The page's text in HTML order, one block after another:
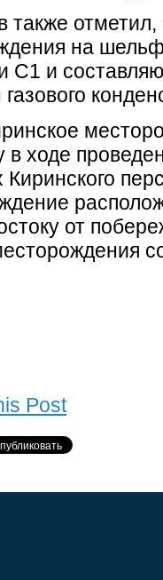
также
на
С1 и
в ходе
Киринского
от
Post